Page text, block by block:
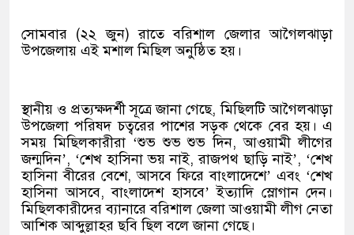
সোমবার (২২ জুন) রাতে বরিশাল জেলার আগৈলঝাড়া
উপজেলায় এই মশাল মিছিল অনুষ্ঠিত হয়।
স্থানীয় ও প্রত্যক্ষদর্শী সূত্রে জানা গেছে, মিছিলটি আগৈলঝাড়া
উপজেলা পরিষদ চত্বরের পাশের সড়ক থেকে বের হয়। এ
সময় মিছিলকারীরা ‘শুভ শুভ শুভ দিন, আওয়ামী লীগের
জন্মদিন’, ‘শেখ হাসিনা ভয় নাই, রাজপথ ছাড়ি নাই’, ‘শেখ
হাসিনা বীরের বেশে, আসবে ফিরে বাংলাদেশে’ এবং ‘শেখ
হাসিনা আসবে, বাংলাদেশ হাসবে’ ইত্যাদি স্লোগান দেন।
মিছিলকারীদের ব্যানারে বরিশাল জেলা আওয়ামী লীগ নেতা
আশিক আব্দুল্লাহর ছবি ছিল বলে জানা গেছে।